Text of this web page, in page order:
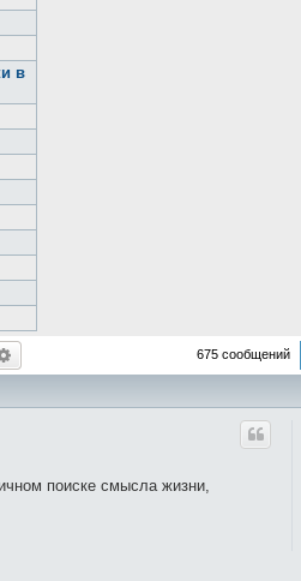
в
675 сообщений
поиске смысла жизни,